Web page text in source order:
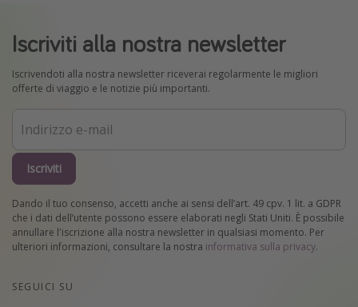
Iscriviti alla nostra newsletter
Iscrivendoti alla nostra newsletter riceverai regolarmente le migliori
offerte di viaggio e le notizie più importanti.
Iscriviti
Dando il tuo consenso, accetti anche ai sensi dell’art. 49 cpv. 1 lit. a GDPR
che i dati dell’utente possono essere elaborati negli Stati Uniti. È possibile
annullare l'iscrizione alla nostra newsletter in qualsiasi momento. Per
ulteriori informazioni, consultare la nostra informativa sulla privacy.
SEGUICI SU